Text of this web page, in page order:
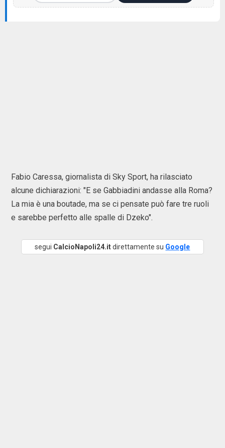
Fabio Caressa, giornalista di Sky Sport, ha rilasciato
alcune dichiarazioni: "E se Gabbiadini andasse alla Roma?
La mia è una boutade, ma se ci pensate può fare tre ruoli
e sarebbe perfetto alle spalle di Dzeko".
segui CalcioNapoli24.itdirettamente su Google